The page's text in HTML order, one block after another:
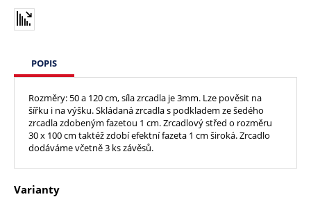
POPIS
Rozměry: 50 a 120 cm, síla zrcadla je 3mm. Lze pověsit na
šířku i na výšku. Skládaná zrcadla s podkladem ze šedého
zrcadla zdobeným fazetou 1 cm. Zrcadlový střed o rozměru
30 x 100 cm taktéž zdobí efektní fazeta 1 cm široká. Zrcadlo
dodáváme včetně 3 ks závěsů.
Varianty